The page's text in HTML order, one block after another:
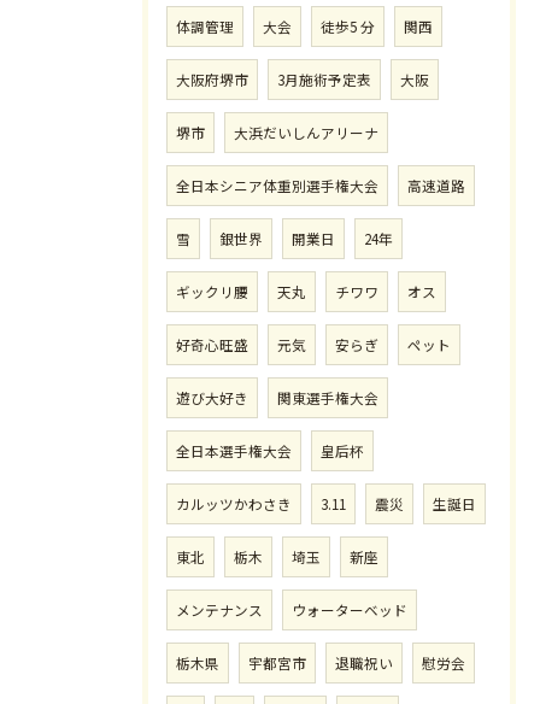
体調管理 大会 徒歩5 分 関西
大阪府堺市 3月施術予定表 大阪
堺市 大浜だいしんアリーナ
全日本シニア体重別選手権大会 高速道路
雪 銀世界 開業日 24年
ギックリ腰 天丸 チワワ オス
好奇心旺盛 元気 安らぎ ペット
遊び大好き 関東選手権大会
全日本選手権大会 皇后杯
カルッツかわさき 3.11 震災 生誕日
東北 栃木 埼玉 新座
メンテナンス ウォーターベッド
栃木県 宇都宮市 退職祝い 慰労会